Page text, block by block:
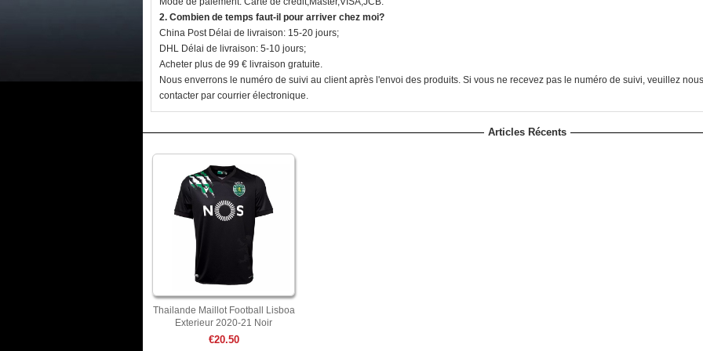
2. Combien de temps faut-il pour arriver chez moi?
China Post Délai de livraison: 15-20 jours;
DHL Délai de livraison: 5-10 jours;
Acheter plus de 99 € livraison gratuite.
Nous enverrons le numéro de suivi au client après l'envoi des produits. Si vous ne recevez pas le numéro de suivi, veuillez nous
contacter par courrier électronique.
Articles Récents
Thailande Maillot Football Lisboa
Exterieur 2020-21 Noir
€20.50